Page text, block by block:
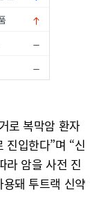
로 복막암 환자
진입한다”며 “신
라 암을 사전 진
돼 투트랙 신약